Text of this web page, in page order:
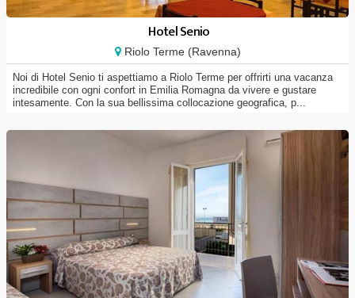
Hotel Senio
Riolo Terme (Ravenna)
Noi di Hotel Senio ti aspettiamo a Riolo Terme per offrirti una vacanza
incredibile con ogni confort in Emilia Romagna da vivere e gustare
intesamente. Con la sua bellissima collocazione geografica, p...